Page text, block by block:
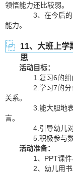
领悟能力还比较弱。
3、在今后的
能力。
11、大班上学
思
活动目标：
1.复习6的组成
2.学习7的分合
关系。
3.能大胆地表
言。
4.引导幼儿对
5.积极参与数
活动准备：
1、PPT课件
2、幼儿用书